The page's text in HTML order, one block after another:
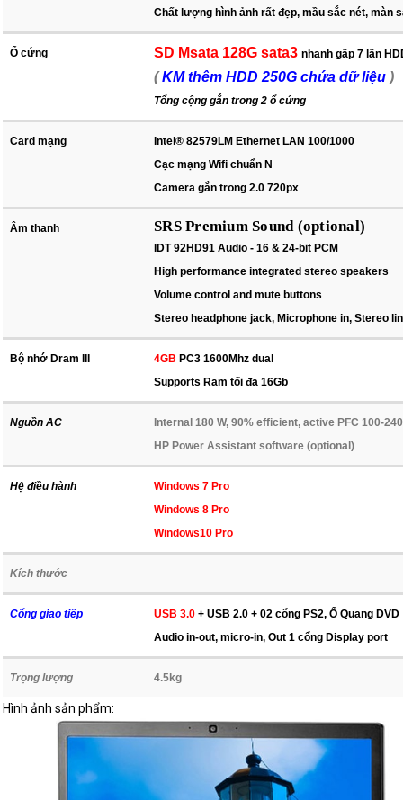
Chất lượng hình ảnh rất đẹp, mầu sắc nét, màn
Ổ cứng SD Msata 128G sata3 nhanh gấp 7 lần
(KM thêm HDD 250G chứa dữ liệu )
Tổng cộng gắn trong 2 ổ cứng
Card mạng
Intel® 82579LM Ethernet LAN 100/1000
Cạc mạng Wifi chuẩn N
Camera gắn trong 2.0 720px
Âm thanh SRS Premium Sound (optional)
IDT 92HD91 Audio - 16 & 24-bit PCM
High performance integrated stereo speakers
Volume control and mute buttons
Stereo headphone jack, Microphone in, Stereo
Bộ nhớ Dram III 4GB PC3 1600Mhz dual
Supports Ram tối đa 16Gb
Nguồn AC
Internal 180 W, 90% efficient, active PFC 100-
HP Power Assistant software (optional)
Hệ điều hành
Windows 7 Pro
Windows 8 Pro
Windows10 Pro
Kích thước
Cổng giao tiếp USB 3.0 + USB 2.0 + 02 cổng PS2, Ổ Quang DVD
Audio in-out, micro-in, Out 1 cổng Display port
Trọng lượng 4.5kg
Hình ảnh sản phẩm: